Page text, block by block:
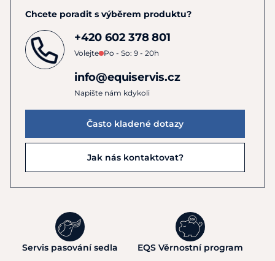
Chcete poradit s výběrem produktu?
+420 602 378 801
Volejte Po - So: 9 - 20h
info@equiservis.cz
Napište nám kdykoli
Často kladené dotazy
Jak nás kontaktovat?
Servis pasování sedla EQS Věrnostní program